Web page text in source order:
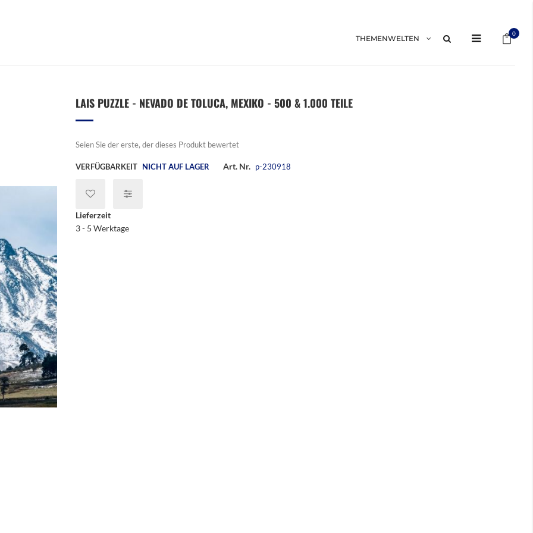
0
THEMENWELTEN
LAIS PUZZLE - NEVADO DE TOLUCA, MEXIKO - 500 & 1.000 TEILE
Seien Sie der erste, der dieses Produkt bewertet
VERFÜGBARKEIT NICHT AUF LAGER Art. Nr. p-230918
Lieferzeit
3 - 5 Werktage